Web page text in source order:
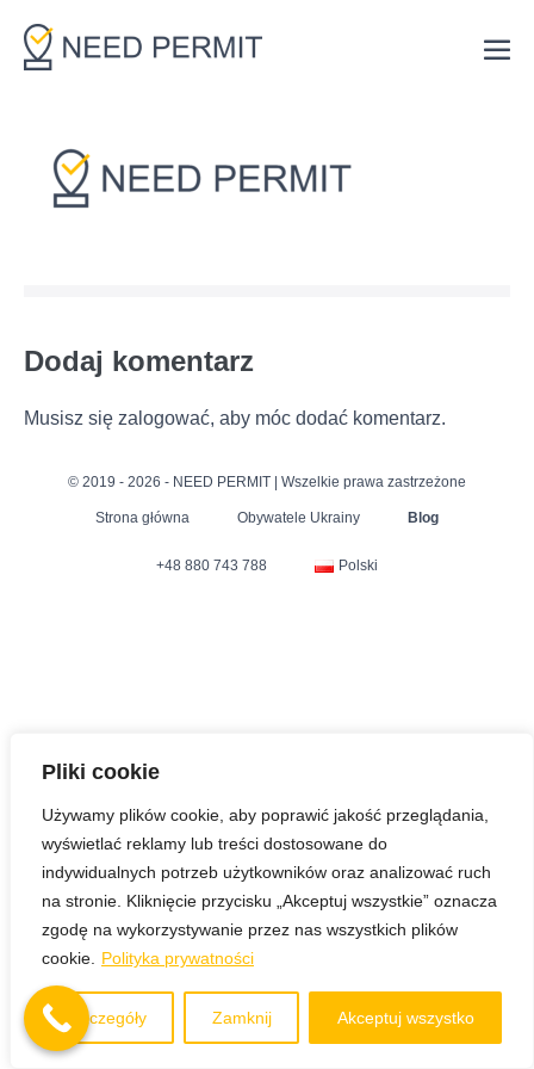
Pliki cookie
Używamy plików cookie, aby poprawić jakość przeglądania,
wyświetlać reklamy lub treści dostosowane do
indywidualnych potrzeb użytkowników oraz analizować ruch
na stronie. Kliknięcie przycisku „Akceptuj wszystkie” oznacza
zgodę na wykorzystywanie przez nas wszystkich plików
cookie.
Polityka prywatności
Szczegóły Zamknij Akceptuj wszystko
Dodaj komentarz
Musisz się zalogować, aby móc dodać komentarz.
© 2019 - 2026 - NEED PERMIT | Wszelkie prawa zastrzeżone
Strona główna Obywatele Ukrainy Blog
+48 880 743 788 Polski